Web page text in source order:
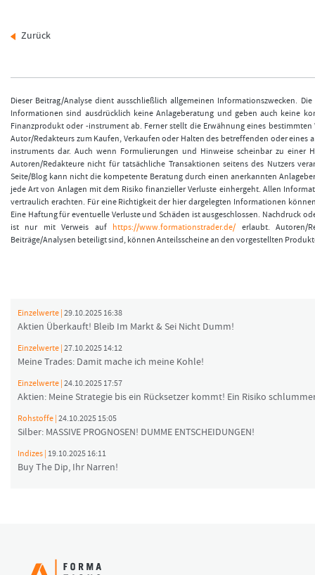
Zurück
Dieser Beitrag/Analyse dient ausschließlich allgemeinen Informationszwecken.
Informationen sind ausdrücklich keine Anlageberatung und geben auch keine
Finanzprodukt oder -instrument ab. Ferner stellt die Erwähnung eines bestimmten
Autor/Redakteurs zum Kaufen, Verkaufen oder Halten des betreffenden oder eines
instruments dar. Auch wenn Formulierungen und Hinweise scheinbar zu einer
Autoren/Redakteure nicht für tatsächliche Transaktionen seitens des Nutzers
Seite/Blog kann nicht die kompetente Beratung durch einen anerkannten
jede Art von Anlagen mit dem Risiko finanzieller Verluste einhergeht. Allen
vertraulich erachten. Für eine Richtigkeit der hier dargelegten Informationen
Eine Haftung für eventuelle Verluste und Schäden ist ausgeschlossen. Nachdruck
ist nur mit Verweis auf https://www.formationstrader.de/ erlaubt. Autoren/
Beiträge/Analysen beteiligt sind, können Anteilsscheine an den vorgestellten
Einzelwerte | 29.10.2025 16:38
Aktien Überkauft! Bleib Im Markt & Sei Nicht Dumm!
Einzelwerte | 27.10.2025 14:12
Meine Trades: Damit mache ich meine Kohle!
Einzelwerte | 24.10.2025 17:57
Aktien: Meine Strategie bis ein Rücksetzer kommt! Ein Risiko
Rohstoffe | 24.10.2025 15:05
Silber: MASSIVE PROGNOSEN! DUMME ENTSCHEIDUNGEN!
Indizes | 19.10.2025 16:11
Buy The Dip, Ihr Narren!